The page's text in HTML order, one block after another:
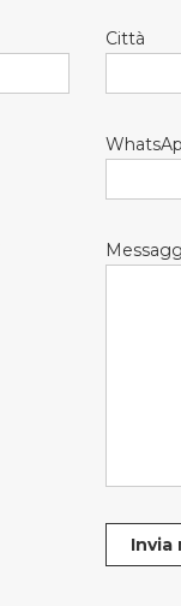
Città
Invia